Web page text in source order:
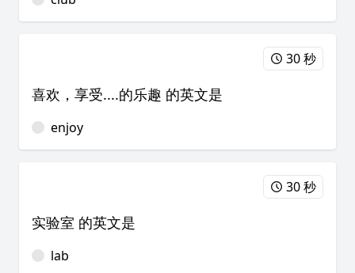
30 秒
喜欢，享受....的乐趣 的英文是
enjoy
30 秒
实验室 的英文是
lab